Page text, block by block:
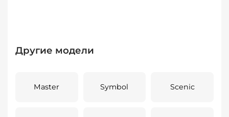
Другие модели
Master Symbol Scenic